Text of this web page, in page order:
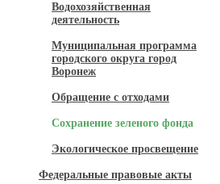
Водохозяйственная
деятельность
Муниципальная программа
городского округа город
Воронеж
Обращение с отходами
Сохранение зеленого фонда
Экологическое просвещение
Федеральные правовые акты